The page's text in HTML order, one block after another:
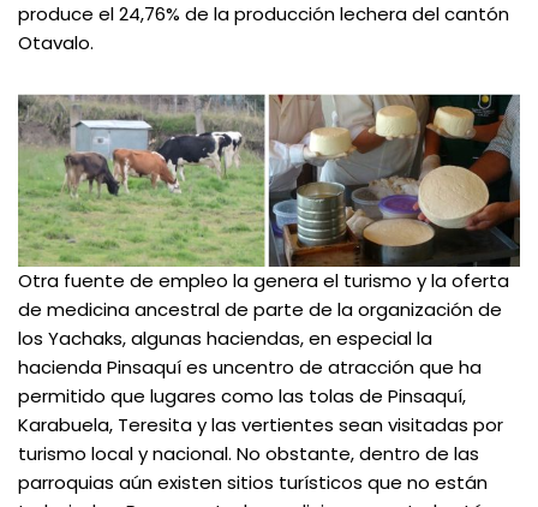
produce el 24,76% de la producción lechera del cantón
Otavalo.
Otra fuente de empleo la genera el turismo y la oferta
de medicina ancestral de parte de la organización de
los Yachaks, algunas haciendas, en especial la
hacienda Pinsaquí es uncentro de atracción que ha
permitido que lugares como las tolas de Pinsaquí,
Karabuela, Teresita y las vertientes sean visitadas por
turismo local y nacional. No obstante, dentro de las
parroquias aún existen sitios turísticos que no están